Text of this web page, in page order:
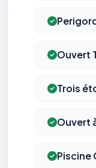
Ouvert
Trois
Ouvert
Piscine